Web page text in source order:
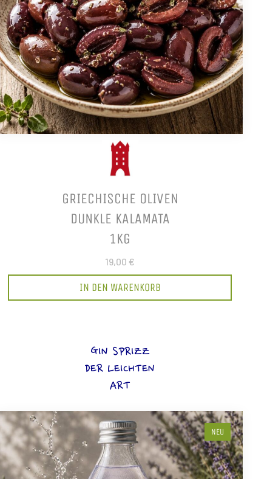
GRIECHISCHE OLIVEN
DUNKLE KALAMATA
1KG
19,00 €
IN DEN WARENKORB
GIN SPRIZZ
DER LEICHTEN
ART
NEU